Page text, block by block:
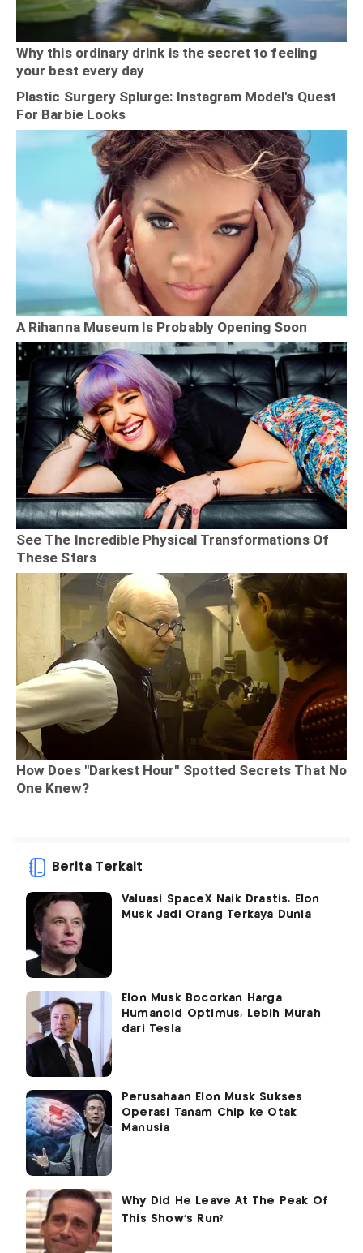
Berita Terkait
Valuasi SpaceX Naik Drastis, Elon
Musk Jadi Orang Terkaya Dunia
Elon Musk Bocorkan Harga
Humanoid Optimus, Lebih Murah
dari Tesla
Perusahaan Elon Musk Sukses
Operasi Tanam Chip ke Otak
Manusia